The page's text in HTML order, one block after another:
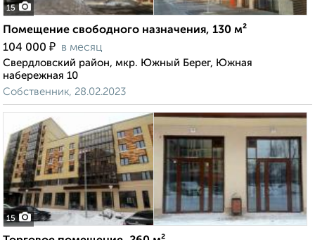
15
Помещение свободного назначения, 130 м²
104 000 ₽ в месяц
Свердловский район, мкр. Южный Берег, Южная
набережная 10
Собственник, 28.02.2023
15